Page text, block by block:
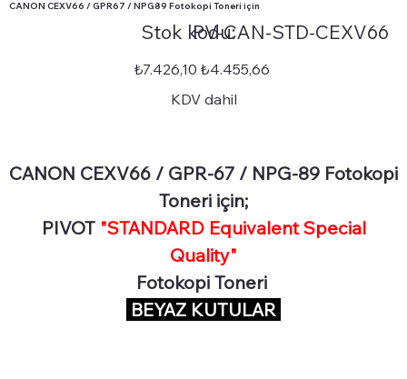
CANON CEXV66 / GPR67 / NPG89 Fotokopi Toneri için
Stok kodu:
kodu:
STD-
CEXV66
PV-CAN-STD-CEXV66
Orijinal
fiyat
₺7.426,10 İndirimli
fiyat
₺4.455,66
KDV dahil
CANON CEXV66 / GPR-67 / NPG-89 Fotokopi
Toneri için;
PIVOT "STANDARD Equivalent Special
Quality"
Fotokopi Toneri
BEYAZ KUTULAR